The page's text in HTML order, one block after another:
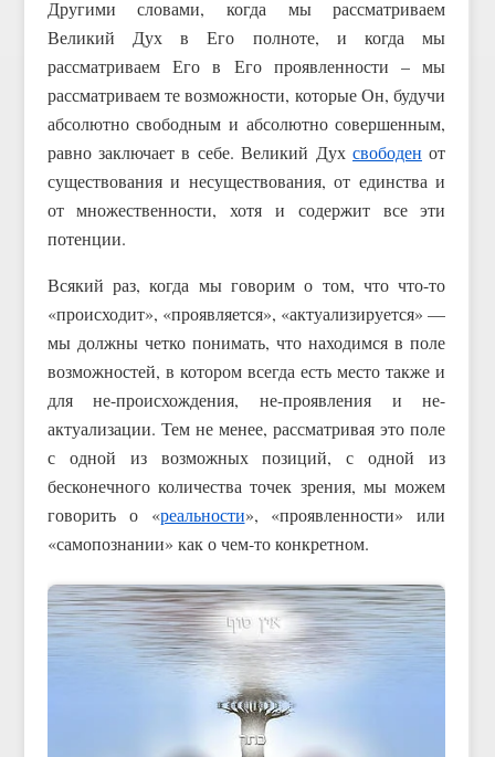
Другими словами, когда мы рассматриваем
Великий Дух в Его полноте, и когда мы
рассматриваем Его в Его проявленности – мы
рассматриваем те возможности, которые Он, будучи
абсолютно свободным и абсолютно совершенным,
равно заключает в себе. Великий Духсвободен от
существования и несуществования, от единства и
от множественности, хотя и содержит все эти
потенции.
Всякий раз, когда мы говорим о том, что что-то
«происходит», «проявляется», «актуализируется» —
мы должны четко понимать, что находимся в поле
возможностей, в котором всегда есть место также и
для не-происхождения, не-проявления и не-
актуализации. Тем не менее, рассматривая это поле
с одной из возможных позиций, с одной из
бесконечного количества точек зрения, мы можем
говорить о «реальности», «проявленности» или
«самопознании» как о чем-то конкретном.